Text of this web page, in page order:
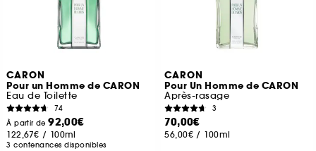
CARON
Pour un Homme de CARON
Eau de Toilette
74
À partir de92,00€
122,67€ / 100ml
3 contenances disponibles
CARON
Pour Un Homme de CARON
Après-rasage
3
70,00€
56,00€ / 100ml